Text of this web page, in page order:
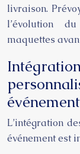
livraison.
l’évolution
maquettes
L’intégration
événement est